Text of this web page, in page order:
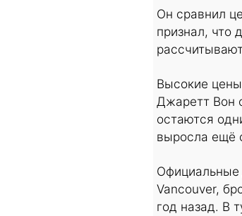
Он сравнил
признал, что
Высокие
Джаретт Вон
остаются
выросла ещё
Официальные
Vancouver,
год назад. В